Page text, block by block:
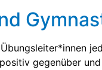
gegenüber